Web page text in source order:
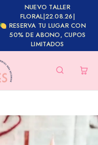
NUEVO TALLER
FLORAL|22.08.26|
RESERVA TU LUGAR CON
50% DE ABONO, CUPOS
LIMITADOS